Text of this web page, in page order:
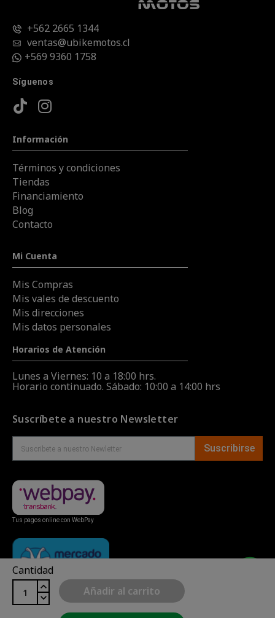
Cantidad
Añadir al carrito
+562 2665 1344
ventas@ubikemotos.cl
+569 9360 1758
Síguenos
Información
Términos y condiciones
Tiendas
Financiamiento
Blog
Contacto
Mi Cuenta
Mis Compras
Mis vales de descuento
Mis direcciones
Mis datos personales
Horarios de Atención
Lunes a Viernes: 10 a 18:00 hrs.
Horario continuado. Sábado: 10:00 a 14:00 hrs
Suscríbete a nuestro Newsletter
Suscribirse
Tus pagos online con WebPay